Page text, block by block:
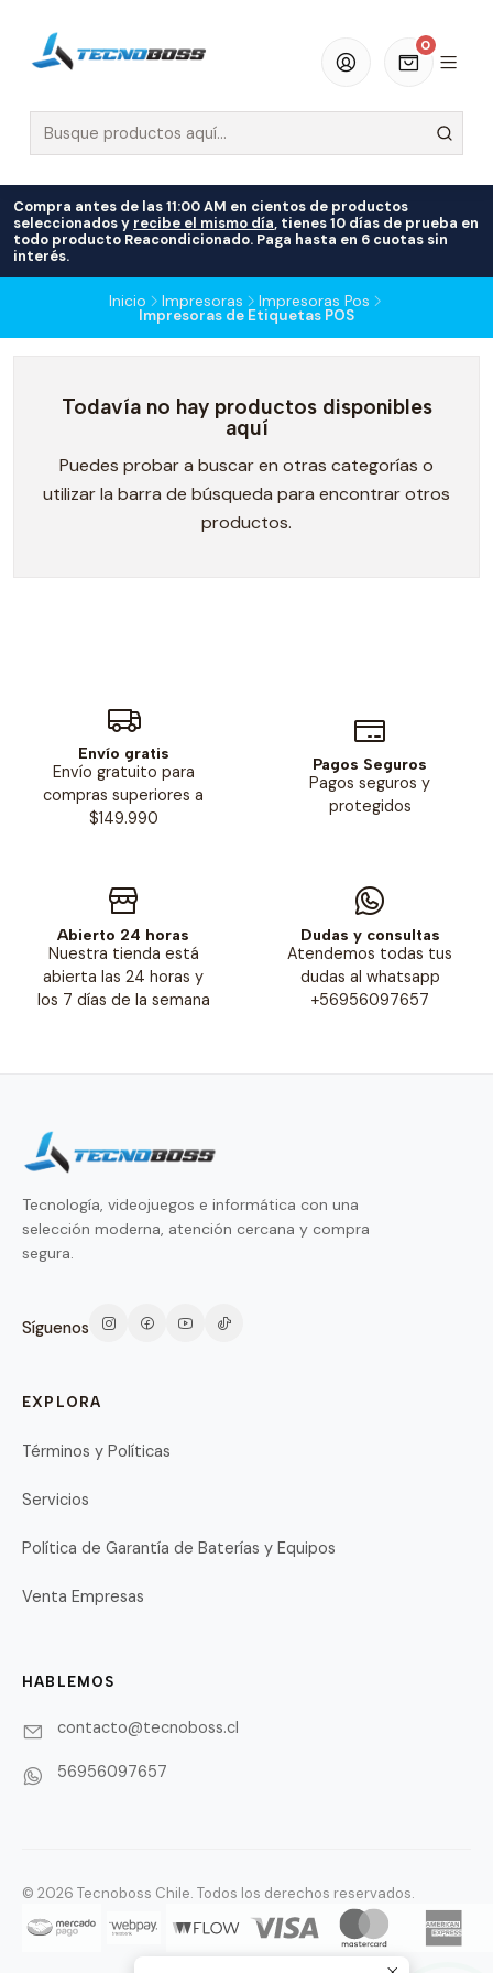
0
Compra antes de las 11:00 AM en cientos de productos
seleccionados y recibe el mismo día, tienes 10 días de prueba en
todo producto Reacondicionado. Paga hasta en 6 cuotas sin
interés.
Inicio Impresoras Impresoras Pos
Impresoras de Etiquetas POS
Todavía no hay productos disponibles
aquí
Puedes probar a buscar en otras categorías o
utilizar la barra de búsqueda para encontrar otros
productos.
Envío gratis
Envío gratuito para
compras superiores a
$149.990
Pagos Seguros
Pagos seguros y
protegidos
Abierto 24 horas
Nuestra tienda está
abierta las 24 horas y
los 7 días de la semana
Dudas y consultas
Atendemos todas tus
dudas al whatsapp
+56956097657
Tecnología, videojuegos e informática con una
selección moderna, atención cercana y compra
segura.
Síguenos
EXPLORA
Términos y Políticas
Servicios
Política de Garantía de Baterías y Equipos
Venta Empresas
HABLEMOS
contacto@tecnoboss.cl
56956097657
© 2026 Tecnoboss Chile. Todos los derechos reservados.